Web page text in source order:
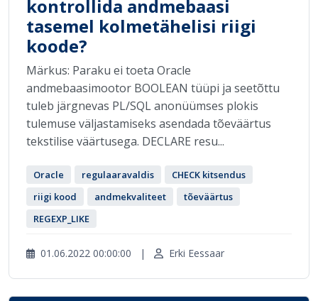
kontrollida andmebaasi
tasemel kolmetähelisi riigi
koode?
Märkus: Paraku ei toeta Oracle
andmebaasimootor BOOLEAN tüüpi ja seetõttu
tuleb järgnevas PL/SQL anonüümses plokis
tulemuse väljastamiseks asendada tõeväärtus
tekstilise väärtusega. DECLARE resu...
Oracle regulaaravaldis
CHECK kitsendus
riigi kood
andmekvaliteet
tõeväärtus
REGEXP_LIKE
01.06.2022 00:00:00 | Erki Eessaar